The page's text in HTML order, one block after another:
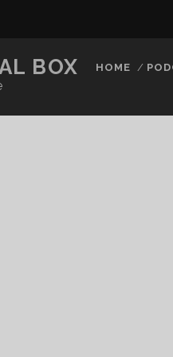
BOX HOME